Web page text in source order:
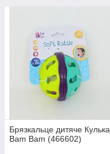
Брязкальце дитяче Кулька
Bam Bam (466602)